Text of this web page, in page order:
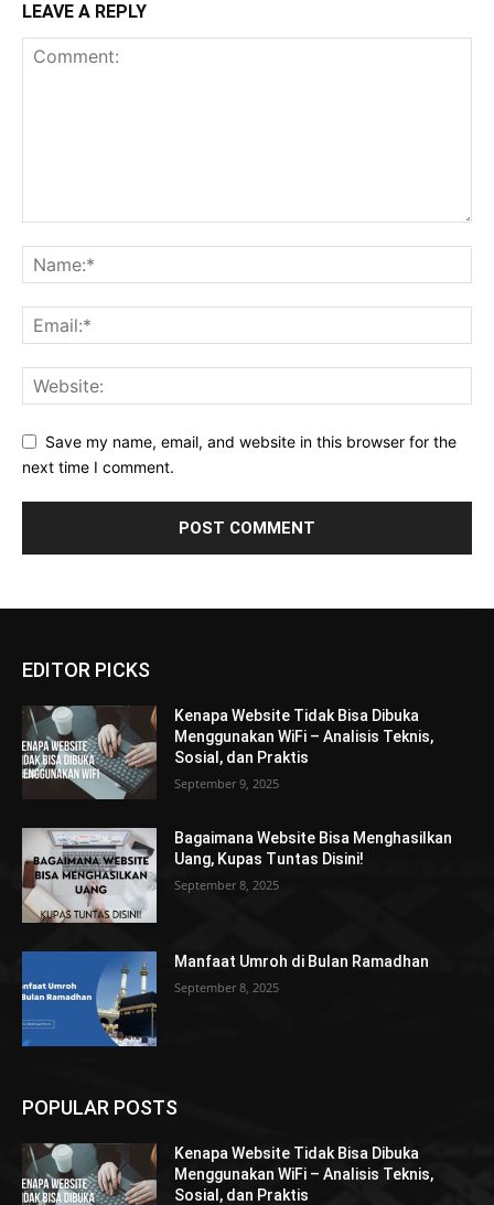
LEAVE A REPLY
Save my name, email, and website in this browser for the
next time I comment.
EDITOR PICKS
Kenapa Website Tidak Bisa Dibuka
Menggunakan WiFi – Analisis Teknis,
Sosial, dan Praktis
September 9, 2025
Bagaimana Website Bisa Menghasilkan
Uang, Kupas Tuntas Disini!
September 8, 2025
Manfaat Umroh di Bulan Ramadhan
September 8, 2025
POPULAR POSTS
Kenapa Website Tidak Bisa Dibuka
Menggunakan WiFi – Analisis Teknis,
Sosial, dan Praktis